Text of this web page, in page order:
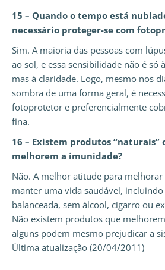
15 – Quando o tempo está
necessário proteger-se com
Sim. A maioria das pessoas com
ao sol, e essa sensibilidade não é só
mas à claridade. Logo, mesmo nos
sombra de uma forma geral, é
fotoprotetor e preferencialmente
fina.
16 – Existem produtos “naturais”
melhorem a imunidade?
Não. A melhor atitude para
manter uma vida saudável,
balanceada, sem álcool, cigarro ou
Não existem produtos que
alguns podem mesmo prejudicar a
Última atualização (20/04/2011)